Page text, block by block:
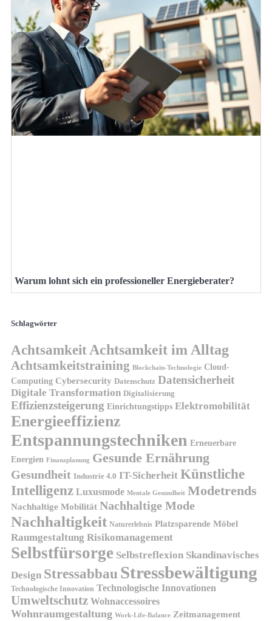
Warum lohnt sich ein professioneller Energieberater?
Schlagwörter
AchtsamkeitAchtsamkeit im Alltag
Achtsamkeitstraining Blockchain-Technologie Cloud-
Computing Cybersecurity Datenschutz Datensicherheit
Digitale Transformation Digitalisierung
Effizienzsteigerung Einrichtungstipps Elektromobilität
Energieeffizienz
Entspannungstechniken Erneuerbare
Energien Finanzplanung Gesunde Ernährung
Gesundheit Industrie 4.0 IT-Sicherheit Künstliche
Intelligenz Luxusmode Mentale Gesundheit Modetrends
Nachhaltige Mobilität Nachhaltige Mode
Nachhaltigkeit Naturerlebnis Platzsparende Möbel
Raumgestaltung Risikomanagement
Selbstfürsorge Selbstreflexion Skandinavisches
Design Stressabbau Stressbewältigung
Technologische Innovation Technologische Innovationen
Umweltschutz Wohnaccessoires
Wohnraumgestaltung Work-Life-Balance Zeitmanagement